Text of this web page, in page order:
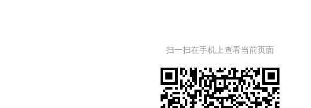
扫一扫在手机上查看当前页面